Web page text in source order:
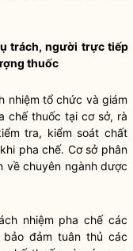
trách, người trực tiếp
thuốc
nhiệm tổ chức và giám
chế thuốc tại cơ sở, rà
tra, kiểm soát chất
pha chế. Cơ sở phân
về chuyên ngành dược
nhiệm pha chế các
đảm tuân thủ các